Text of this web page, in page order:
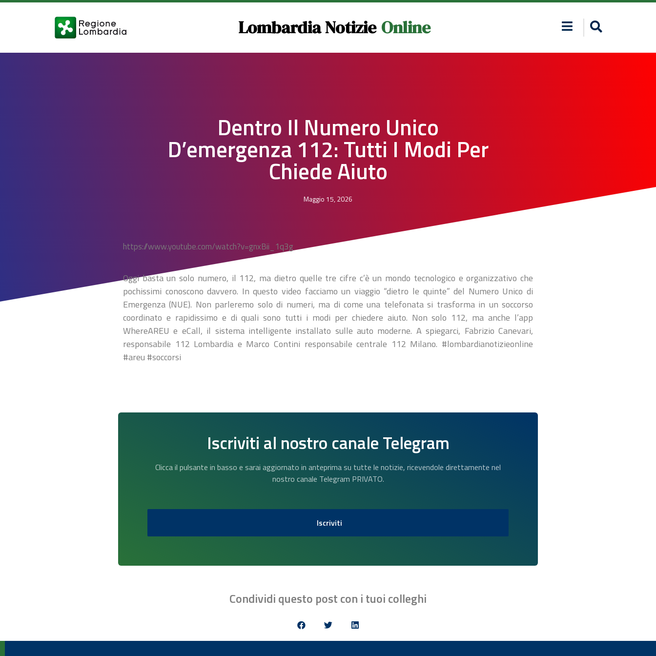
Lombardia Notizie Online
Dentro Il Numero Unico
D’emergenza 112: Tutti I Modi Per
Chiede Aiuto
Maggio 15, 2026
https://www.youtube.com/watch?v=gnxBii_1q3g
Oggi basta un solo numero, il 112, ma dietro quelle tre cifre c’è un mondo tecnologico e organizzativo che
pochissimi conoscono davvero. In questo video facciamo un viaggio “dietro le quinte” del Numero Unico di
Emergenza (NUE). Non parleremo solo di numeri, ma di come una telefonata si trasforma in un soccorso
coordinato e rapidissimo e di quali sono tutti i modi per chiedere aiuto. Non solo 112, ma anche l’app
WhereAREU e eCall, il sistema intelligente installato sulle auto moderne. A spiegarci, Fabrizio Canevari,
responsabile 112 Lombardia e Marco Contini responsabile centrale 112 Milano. #lombardianotizieonline
#areu #soccorsi
Iscriviti al nostro canale Telegram
Clicca il pulsante in basso e sarai aggiornato in anteprima su tutte le notizie, ricevendole direttamente nel
nostro canale Telegram PRIVATO.
Iscriviti
Condividi questo post con i tuoi colleghi